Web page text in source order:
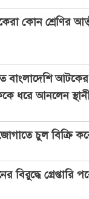
কোন শ্রেণির
বাংলাদেশি
ধরে আনলেন
চুল বিক্রি
বিরুদ্ধে গ্রেপ্তারি